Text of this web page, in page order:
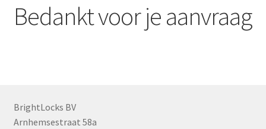
Webshop
Bedankt voor je aanvraag
BrightLocks BV
Arnhemsestraat 58a